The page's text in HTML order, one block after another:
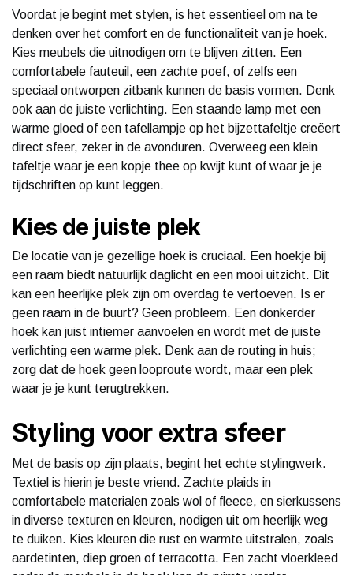
Voordat je begint met stylen, is het essentieel om na te
denken over het comfort en de functionaliteit van je hoek.
Kies meubels die uitnodigen om te blijven zitten. Een
comfortabele fauteuil, een zachte poef, of zelfs een
speciaal ontworpen zitbank kunnen de basis vormen. Denk
ook aan de juiste verlichting. Een staande lamp met een
warme gloed of een tafellampje op het bijzettafeltje creëert
direct sfeer, zeker in de avonduren. Overweeg een klein
tafeltje waar je een kopje thee op kwijt kunt of waar je je
tijdschriften op kunt leggen.
Kies de juiste plek
De locatie van je gezellige hoek is cruciaal. Een hoekje bij
een raam biedt natuurlijk daglicht en een mooi uitzicht. Dit
kan een heerlijke plek zijn om overdag te vertoeven. Is er
geen raam in de buurt? Geen probleem. Een donkerder
hoek kan juist intiemer aanvoelen en wordt met de juiste
verlichting een warme plek. Denk aan de routing in huis;
zorg dat de hoek geen looproute wordt, maar een plek
waar je je kunt terugtrekken.
Styling voor extra sfeer
Met de basis op zijn plaats, begint het echte stylingwerk.
Textiel is hierin je beste vriend. Zachte plaids in
comfortabele materialen zoals wol of fleece, en sierkussens
in diverse texturen en kleuren, nodigen uit om heerlijk weg
te duiken. Kies kleuren die rust en warmte uitstralen, zoals
aardetinten, diep groen of terracotta. Een zacht vloerkleed